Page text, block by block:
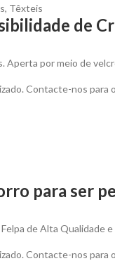
, Têxteis
de
Aperta por meio de
Contacte-nos para
para ser
de Alta Qualidade
Contacte-nos para